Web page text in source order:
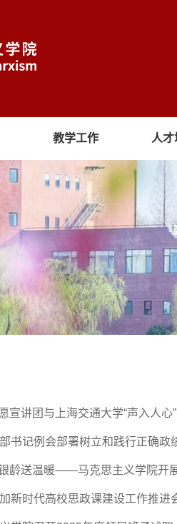
教学工作 人
宣讲团与上海交通大学“声入人
书记例会部署树立和践行正确政
银龄送温暖——马克思主义学院开
新时代高校思政课建设工作推进